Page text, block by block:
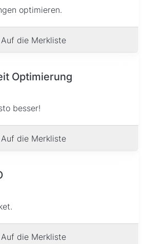
optimieren.
Auf die Merkliste
Optimierung
besser!
Auf die Merkliste
Auf die Merkliste